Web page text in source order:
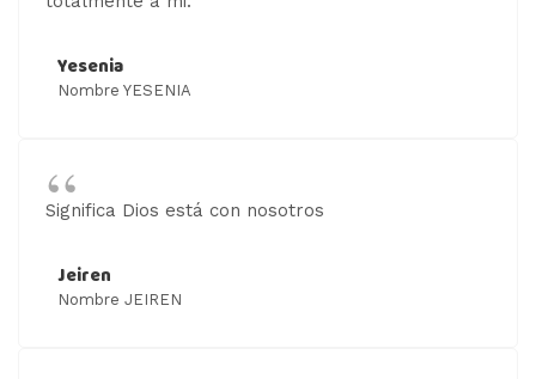
Yesenia
Nombre YESENIA
Significa Dios está con nosotros
Jeiren
Nombre JEIREN